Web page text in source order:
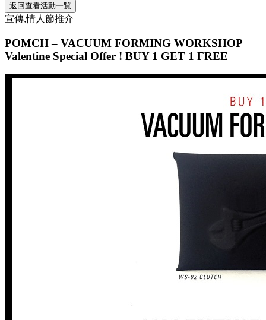
返回查看活動一覧
宣傳,情人節推介
POMCH – VACUUM FORMING WORKSHOP
Valentine Special Offer ! BUY 1 GET 1 FREE